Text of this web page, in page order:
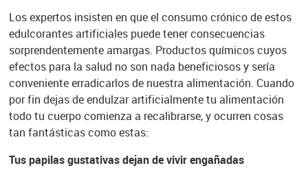
Los expertos insisten en que el consumo crónico de estos
edulcorantes artificiales puede tener consecuencias
sorprendentemente amargas. Productos químicos cuyos
efectos para la salud no son nada beneficiosos y sería
conveniente erradicarlos de nuestra alimentación. Cuando
por fin dejas de endulzar artificialmente tu alimentación
todo tu cuerpo comienza a recalibrarse, y ocurren cosas
tan fantásticas como estas:
Tus papilas gustativas dejan de vivir engañadas